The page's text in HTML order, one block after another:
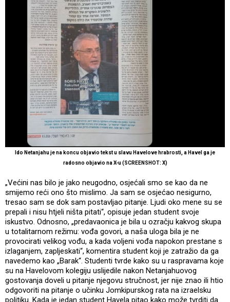
Ido Netanjahu je na koncu objavio tekst u slavu Havelove hrabrosti, a Havel ga je
radosno objavio na X-u (SCREENSHOT: X)
„Većini nas bilo je jako neugodno, osjećali smo se kao da ne
smijemo reći ono što mislimo. Ja sam se osjećao nesigurno,
tresao sam se dok sam postavljao pitanje. Ljudi oko mene su se
prepali i nisu htjeli ništa pitati“, opisuje jedan student svoje
iskustvo. Odnosno, „predavaonica je bila u ozračju kakvog skupa
u totalitarnom režimu: vođa govori, a naša uloga bila je ne
provocirati velikog vođu, a kada voljeni vođa napokon prestane s
izlaganjem, zapljeskati“, komentira student koji je zatražio da ga
navedemo kao „Barak“. Studenti tvrde kako su u raspravama koje
su na Havelovom kolegiju uslijedile nakon Netanjahuovog
gostovanja doveli u pitanje njegovu stručnost, jer nije znao ili htio
odgovoriti na pitanje o učinku Jomkipurskog rata na izraelsku
politiku. Kada je jedan student Havela pitao kako može tvrditi da